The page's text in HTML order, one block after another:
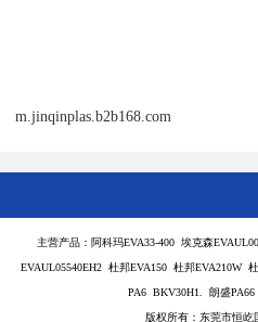
m.jinqinplas.b2b168.com
主营产品：阿科玛EVA33-400 埃克森
EVAUL05540EH2 杜邦EVA150 杜邦EVA210W
PA6 BKV30H1. 朗盛
版权所有：东莞市恒屹